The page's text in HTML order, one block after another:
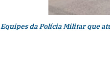
Equipes da Polícia Militar que